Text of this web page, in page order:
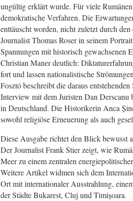
ungültig erklärt wurde. Für viele
demokratische Verfahren. Die
enttäuscht worden, nicht zuletzt durch
Journalist Thomas Roser in seinem
Spannungen mit historisch gewachsenen
Christian Maner deutlich:
fort und lassen nationalistische
Fosztó beschreibt die daraus
Interview mit dem Juristen Dan
in Deutschland. Die Historikerin Anca
sowohl religiöse Erneuerung als auch
Diese Ausgabe richtet den Blick bewusst
Der Journalist Frank Stier zeigt, wie
Meer zu einem zentralen
Weitere Artikel widmen sich dem
Ort mit internationaler Ausstrahlung,
der Städte Bukarest, Cluj und Timișoara.